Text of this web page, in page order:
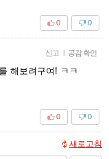
0
0
신고 | 공감 확인
해보려구여! ㅋㅋ
0
0
새로고침